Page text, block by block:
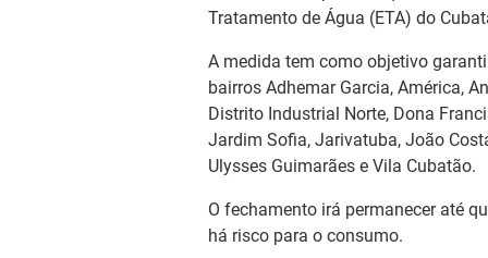
Tratamento de Água (ETA) do
A medida tem como objetivo
bairros Adhemar Garcia, América,
Distrito Industrial Norte, Dona
Jardim Sofia, Jarivatuba, João
Ulysses Guimarães e Vila Cubatão.
O fechamento irá permanecer até
há risco para o consumo.